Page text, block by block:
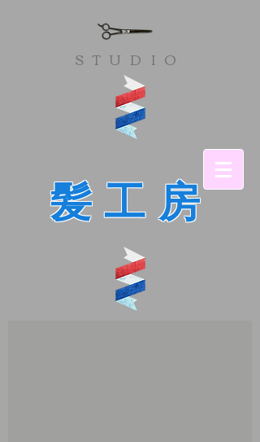
​STUDIO
髪工房